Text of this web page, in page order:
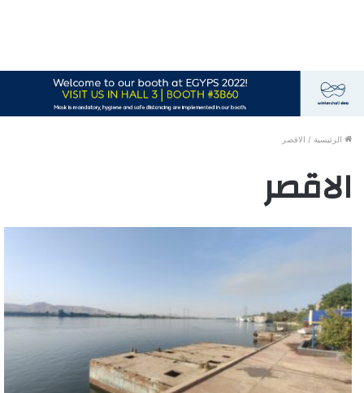
الرئيسية / الاقصر
الاقصر